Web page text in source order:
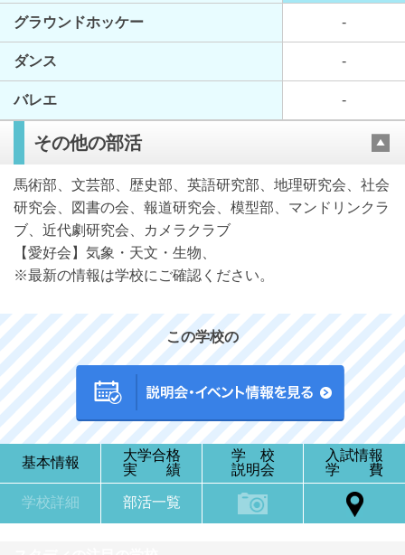
グラウンドホッケー -
ダンス -
バレエ -
その他の部活
馬術部、文芸部、歴史部、英語研究部、地理研究会、社会
研究会、図書の会、報道研究会、模型部、マンドリンクラ
ブ、近代劇研究会、カメラクラブ
【愛好会】気象・天文・生物、
※最新の情報は学校にご確認ください。
この学校の
基本情報
大学合格
実 績
学 校
説明会
入試情報
学 費
学校詳細 部活一覧